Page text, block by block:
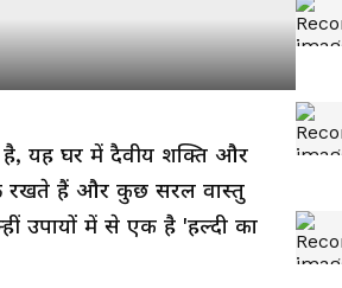
है, यह घर में दैवीय शक्ति और
रखते हैं और कुछ सरल वास्तु
उपायों में से एक है 'हल्दी का